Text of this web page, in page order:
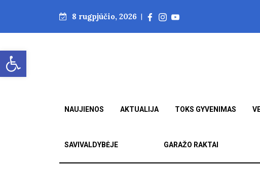
Open toolbar
8 rugpjūčio, 2026 |
NAUJIENOS AKTUALIJA TOKS GYVENIMAS
SAVIVALDYBĖJE GARAŽO RAKTAI